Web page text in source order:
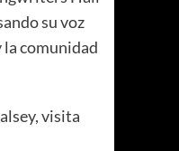
su voz
la comunidad
visita